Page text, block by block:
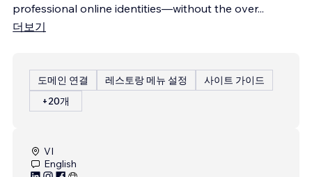
professional online identities—without the over...
더보기
도메인 연결 레스토랑 메뉴 설정
사이트 가이드
+20개
VI
English